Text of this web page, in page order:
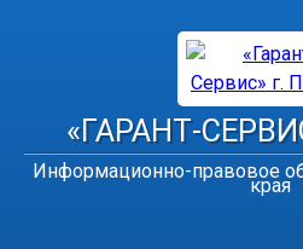
«ГАРАНТ-
Информационно-правовое
края